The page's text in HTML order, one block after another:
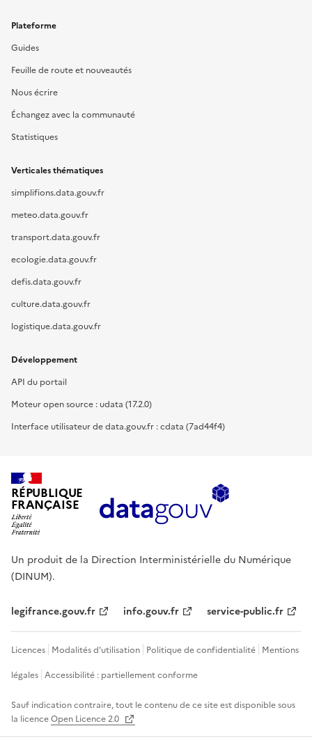
Plateforme
Guides
Feuille de route et nouveautés
Nous écrire
Échangez avec la communauté
Statistiques
Verticales thématiques
simplifions.data.gouv.fr
meteo.data.gouv.fr
transport.data.gouv.fr
ecologie.data.gouv.fr
defis.data.gouv.fr
culture.data.gouv.fr
logistique.data.gouv.fr
Développement
API du portail
Moteur open source : udata (17.2.0)
Interface utilisateur de data.gouv.fr : cdata (7ad44f4)
RÉPUBLIQUE
FRANÇAISE
Un produit de la Direction Interministérielle du Numérique
(DINUM).
legifrance.gouv.fr info.gouv.fr service-public.fr
Licences Modalités d'utilisation Politique de confidentialité Mentions
légales Accessibilité : partiellement conforme
Sauf indication contraire, tout le contenu de ce site est disponible sous
la licenceOpen Licence 2.0